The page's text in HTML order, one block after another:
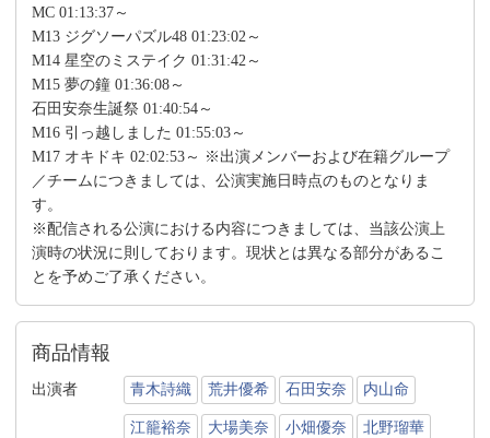
MC 01:13:37～
M13 ジグソーパズル48 01:23:02～
M14 星空のミステイク 01:31:42～
M15 夢の鐘 01:36:08～
石田安奈生誕祭 01:40:54～
M16 引っ越しました 01:55:03～
M17 オキドキ 02:02:53～ ※出演メンバーおよび在籍グループ
／チームにつきましては、公演実施日時点のものとなりま
す。
※配信される公演における内容につきましては、当該公演上
演時の状況に則しております。現状とは異なる部分があるこ
とを予めご了承ください。
商品情報
出演者 青木詩織 荒井優希 石田安奈 内山命
江籠裕奈 大場美奈 小畑優奈 北野瑠華